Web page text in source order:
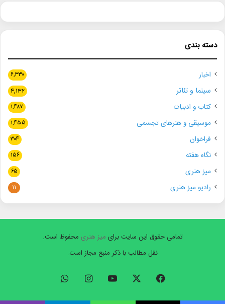
دسته بندی
اخبار ۶,۳۳۰
سینما و تئاتر ۴,۱۳۲
کتاب و ادبیات ۱,۴۸۷
موسیقی و هنرهای تجسمی ۱,۴۵۵
فراخوان ۳۰۴
نگاه هفته ۱۵۶
میز هنری ۶۵
رادیو میز هنری ۱۱
تمامی حقوق این سایت برای میز هنری محفوظ است.
نقل مطالب با ذکر منبع مجاز است.
فیسبوک ایکس یوتیوب اینستاگرام